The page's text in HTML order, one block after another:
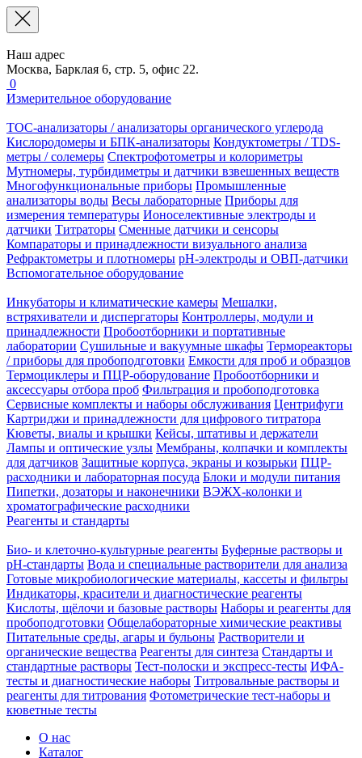
Наш адрес
Москва, Барклая 6, стр. 5, офис 22.
0
Измерительное оборудование
TOC-анализаторы / анализаторы органического углерода
Кислородомеры и БПК-анализаторы Кондуктометры / TDS-
метры / солемеры Спектрофотометры и колориметры
Мутномеры, турбидиметры и датчики взвешенных веществ
Многофункциональные приборы Промышленные
анализаторы воды Весы лабораторные Приборы для
измерения температуры Ионоселективные электроды и
датчики Титраторы Сменные датчики и сенсоры
Компараторы и принадлежности визуального анализа
Рефрактометры и плотномеры pH-электроды и ОВП-датчики
Вспомогательное оборудование
Инкубаторы и климатические камеры Мешалки,
встряхиватели и диспергаторы Контроллеры, модули и
принадлежности Пробоотборники и портативные
лаборатории Сушильные и вакуумные шкафы Термореакторы
/ приборы для пробоподготовки Емкости для проб и образцов
Термоциклеры и ПЦР-оборудование Пробоотборники и
аксессуары отбора проб Фильтрация и пробоподготовка
Сервисные комплекты и наборы обслуживания Центрифуги
Картриджи и принадлежности для цифрового титратора
Кюветы, виалы и крышки Кейсы, штативы и держатели
Лампы и оптические узлы Мембраны, колпачки и комплекты
для датчиков Защитные корпуса, экраны и козырьки ПЦР-
расходники и лабораторная посуда Блоки и модули питания
Пипетки, дозаторы и наконечники ВЭЖХ-колонки и
хроматографические расходники
Реагенты и стандарты
Био- и клеточно-культурные реагенты Буферные растворы и
pH-стандарты Вода и специальные растворители для анализа
Готовые микробиологические материалы, кассеты и фильтры
Индикаторы, красители и диагностические реагенты
Кислоты, щёлочи и базовые растворы Наборы и реагенты для
пробоподготовки Общелабораторные химические реактивы
Питательные среды, агары и бульоны Растворители и
органические вещества Реагенты для синтеза Стандарты и
стандартные растворы Тест-полоски и экспресс-тесты ИФА-
тесты и диагностические наборы Титровальные растворы и
реагенты для титрования Фотометрические тест-наборы и
кюветные тесты
О нас
Каталог